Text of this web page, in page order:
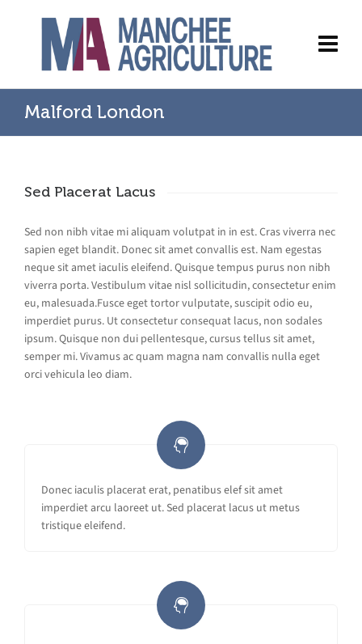
Malford London
Sed Placerat Lacus
Sed non nibh vitae mi aliquam volutpat in in est. Cras viverra nec
sapien eget blandit. Donec sit amet convallis est. Nam egestas
neque sit amet iaculis eleifend. Quisque tempus purus non nibh
viverra porta. Vestibulum vitae nisl sollicitudin, consectetur enim
eu, malesuada.Fusce eget tortor vulputate, suscipit odio eu,
imperdiet purus. Ut consectetur consequat lacus, non sodales
ipsum. Quisque non dui pellentesque, cursus tellus sit amet,
semper mi. Vivamus ac quam magna nam convallis nulla eget
orci vehicula leo diam.
Donec iaculis placerat erat, penatibus elef sit amet
imperdiet arcu laoreet ut. Sed placerat lacus ut metus
tristique eleifend.